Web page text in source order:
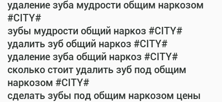
удаление зуба мудрости общим наркозом
#CITY#
зубы мудрости общий наркоз #CITY#
удалить зуб общий наркоз #CITY#
удаление зуба общий наркоз #CITY#
сколько стоит удалить зуб под общим
наркозом #CITY#
сделать зубы под общим наркозом цены